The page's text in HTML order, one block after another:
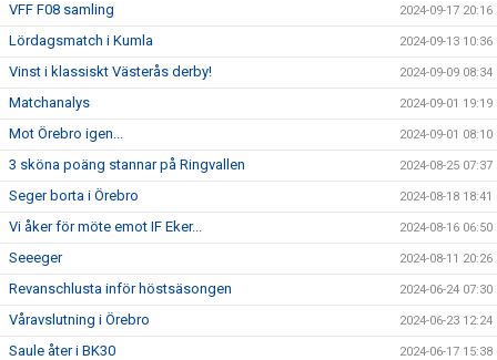
VFF F08 samling 2024-09-17 20:16
Lördagsmatch i Kumla 2024-09-13 10:36
Vinst i klassiskt Västerås derby! 2024-09-09 08:34
Matchanalys 2024-09-01 19:19
Mot Örebro igen... 2024-09-01 08:10
3 sköna poäng stannar på Ringvallen 2024-08-25 07:37
Seger borta i Örebro 2024-08-18 18:41
Vi åker för möte emot IF Eker... 2024-08-16 06:50
Seeeger 2024-08-11 20:26
Revanschlusta inför höstsäsongen 2024-06-24 07:30
Våravslutning i Örebro 2024-06-23 12:24
Saule åter i BK30 2024-06-17 15:38